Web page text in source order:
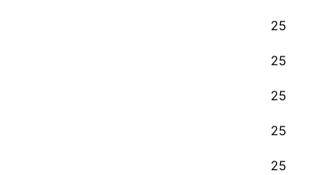
25
25
25
25
25